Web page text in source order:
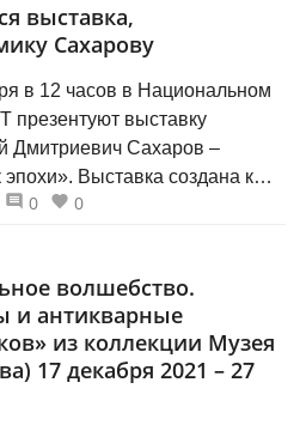
выставка,
Сахарову
в 12 часов в Национальном
презентуют выставку
Дмитриевич Сахаров –
эпохи». Выставка создана к
юбилею со дня рождения
0
0
волшебство.
и антикварные
из коллекции Музея
17 декабря 2021 – 27